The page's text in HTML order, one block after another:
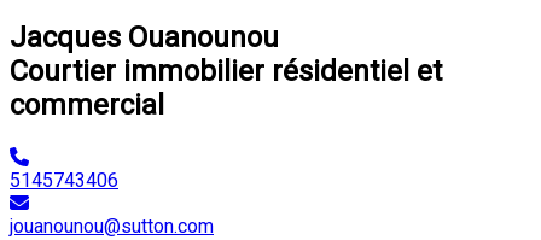
Jacques Ouanounou
Courtier immobilier résidentiel et
commercial
5145743406
jouanounou@sutton.com